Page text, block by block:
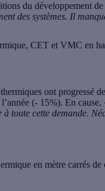
du développement de
des systèmes. Il
CET et VMC en
ont progressé
(- 15%). En cause,
toute cette demande.
en mètre carrés de